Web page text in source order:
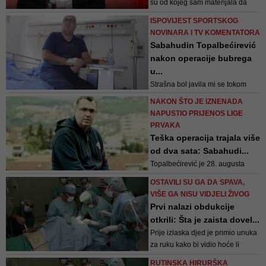
su od kojeg sam materijala da
ona boluje, ali će preživjeti kao i
ja uz mnoštvo infarkta - rekao je
omiljeni bh. glumac go...
ISPOVIJEST SPORTSKOG
NOVINARA I TV KOMENTATORA
Sabahudin Topalbećirević
nakon operacije bubrega
u...
Strašna bol javila mi se tokom
prijenosa utakmice pretkola Lige
NAKON ŠTO JE IZNENADA
NAPUSTIO PRIJENOS LIGE
PRVAKA
Teška operacija trajala više
od dva sata: Sabahudi...
Topalbećirević je 28. augusta
offa Lige prvaka između Ajaxa i
OSTAVILI SU GA DA SPAVA,
VIŠE GA NISU VIDJELI ŽIVOG
Prvi nalazi obdukcije
otkrili: Šta je zaista dovel...
Prije izlaska djed je primio unuka
za ruku kako bi vidio hoće li
reagirati, što bi mu bila potvrda da
RUTINSKA HIRURŠKA